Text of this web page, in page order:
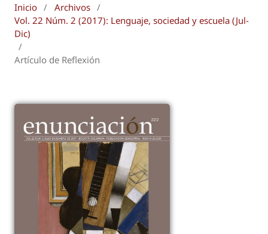
Inicio / Archivos /
Vol. 22 Núm. 2 (2017): Lenguaje, sociedad y escuela (Jul-
Dic)
/
Artículo de Reflexión